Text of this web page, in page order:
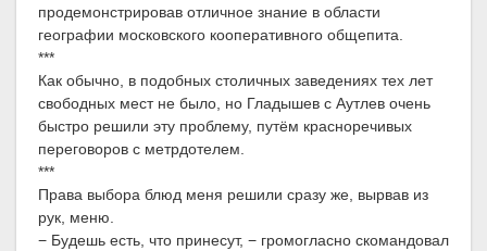
продемонстрировав отличное знание в области
географии московского кооперативного общепита.
***
Как обычно, в подобных столичных заведениях тех лет
свободных мест не было, но Гладышев с Аутлев очень
быстро решили эту проблему, путём красноречивых
переговоров с метрдотелем.
***
Права выбора блюд меня решили сразу же, вырвав из
рук, меню.
− Будешь есть, что принесут, − громогласно скомандовал